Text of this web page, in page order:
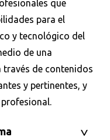
que
para el
y tecnológico del
de una
través de contenidos
y pertinentes, y